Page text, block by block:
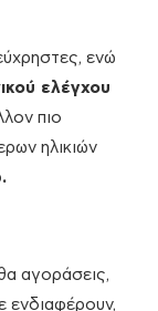
ενώ
ελέγχου
πιο
ηλικιών
αγοράσεις,
ενδιαφέρουν,